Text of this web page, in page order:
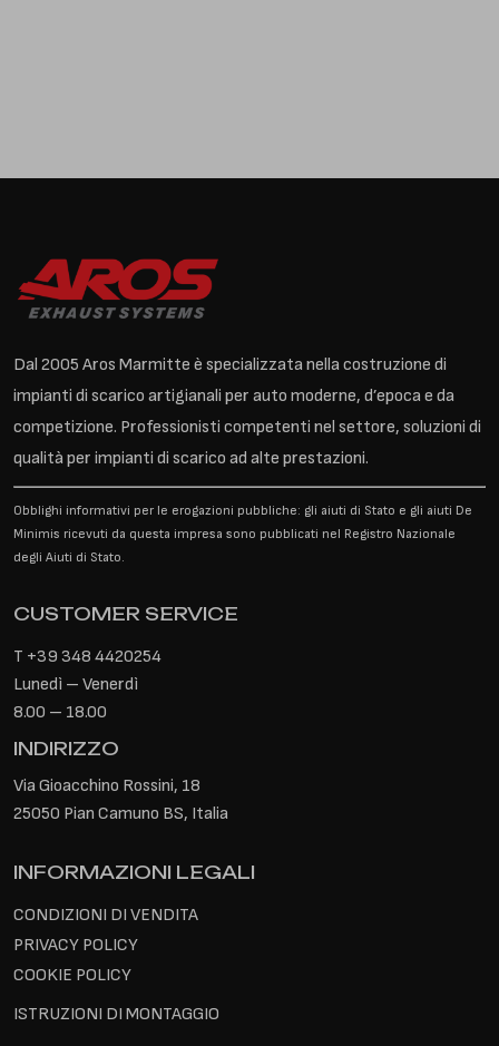
Dal 2005 Aros Marmitte è specializzata nella costruzione di
impianti di scarico artigianali per auto moderne, d’epoca e da
competizione. Professionisti competenti nel settore, soluzioni di
qualità per impianti di scarico ad alte prestazioni.
Obblighi informativi per le erogazioni pubbliche: gli aiuti di Stato e gli aiuti De
Minimis ricevuti da questa impresa sono pubblicati nel Registro Nazionale
degli Aiuti di Stato.
CUSTOMER SERVICE
T +39 348 4420254
Lunedì – Venerdì
8.00 – 18.00
INDIRIZZO
Via Gioacchino Rossini, 18
25050 Pian Camuno BS, Italia
INFORMAZIONI LEGALI
CONDIZIONI DI VENDITA
PRIVACY POLICY
COOKIE POLICY
ISTRUZIONI DI MONTAGGIO